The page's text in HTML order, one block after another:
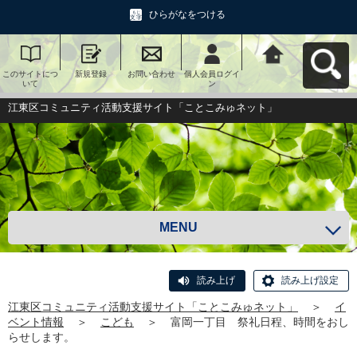
ひらがなをつける
このサイトにつ
いて
新規登録 お問い合わせ
個人会員ログイ
ン
江東区コミュニ
ティ活動支援サ
イト「ことこみ
ゅネット」へ戻
る
江東区コミュニティ活動支援サイト「ことこみゅネット」
MENU
読み上げ 読み上げ設定
江東区コミュニティ活動支援サイト「ことこみゅネット」 ＞
イ
ベント情報
＞ こども ＞
富岡一丁目 祭礼日程、時間をおし
らせします。